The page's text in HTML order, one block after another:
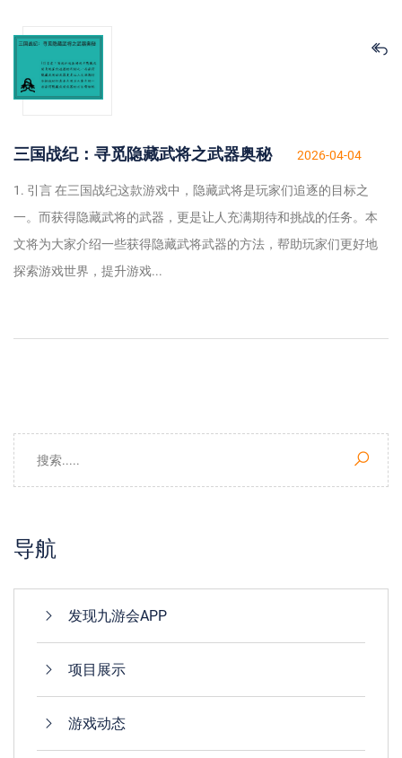
三国战纪：寻觅隐藏武将之武器奥秘 2026-04-04
1. 引言 在三国战纪这款游戏中，隐藏武将是玩家们追逐的目标之
一。而获得隐藏武将的武器，更是让人充满期待和挑战的任务。本
文将为大家介绍一些获得隐藏武将武器的方法，帮助玩家们更好地
探索游戏世界，提升游戏...
导航
发现九游会APP
项目展示
游戏动态